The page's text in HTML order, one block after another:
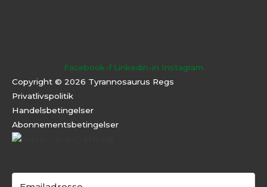
Facebook-f Linkedin-in Instagram
Copyright © 2026 Tyrannosaurus Regs
Privatlivspolitik
Handelsbetingelser
Abonnementsbetingelser